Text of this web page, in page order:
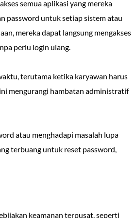
semua aplikasi yang mereka
password untuk setiap sistem atau
mereka dapat langsung mengakses
perlu login ulang.
terutama ketika karyawan harus
mengurangi hambatan administratif
atau menghadapi masalah lupa
terbuang untuk reset password,
keamanan terpusat, seperti